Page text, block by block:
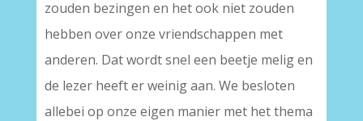
zouden bezingen en het ook niet zouden
hebben over onze vriendschappen met
anderen. Dat wordt snel een beetje melig en
de lezer heeft er weinig aan. We besloten
allebei op onze eigen manier met het thema